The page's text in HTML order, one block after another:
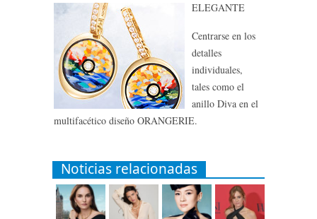
ELEGANTE
Centrarse en los
detalles
individuales,
tales como el
anillo Diva en el
multifacético diseño ORANGERIE.
Noticias relacionadas